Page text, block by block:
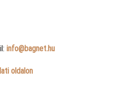
info@bagnet.hu
oldalon